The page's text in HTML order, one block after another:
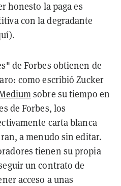
honesto la paga es
con la degradante
de Forbes obtienen de
como escribió Zucker
sobre su tiempo en
de Forbes, los
carta blanca
a menudo sin editar.
tienen su propia
un contrato de
acceso a unas